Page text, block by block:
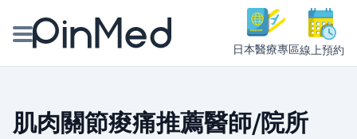
日本醫療專區線上預約
醫師專欄專訪
肌肉關節痠痛推薦醫師/院所